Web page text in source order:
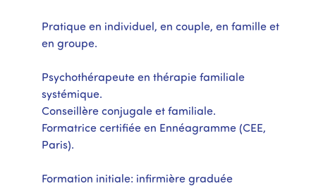
Pratique en individuel, en couple, en famille et
en groupe.
Psychothérapeute en thérapie familiale
systémique.
Conseillère conjugale et familiale.
Formatrice certifiée en Ennéagramme (CEE,
Paris).
Formation initiale: infirmière graduée